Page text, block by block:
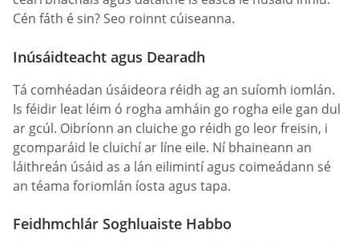
Cén fáth é sin? Seo roinnt cúiseanna.
Inúsáidteacht agus Dearadh
Tá comhéadan úsáideora réidh ag an suíomh iomlán.
Is féidir leat léim ó rogha amháin go rogha eile gan dul
ar gcúl. Oibríonn an cluiche go réidh go leor freisin, i
gcomparáid le cluichí ar líne eile. Ní bhaineann an
láithreán úsáid as a lán eilimintí agus coimeádann sé
an téama foriomlán íosta agus tapa.
Feidhmchlár Soghluaiste Habbo